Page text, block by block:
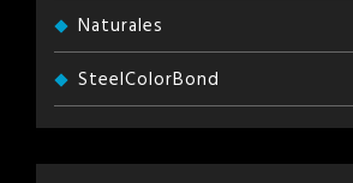
Naturales
SteelColorBond